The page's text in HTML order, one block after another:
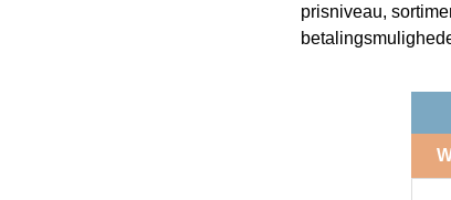
prisniveau,